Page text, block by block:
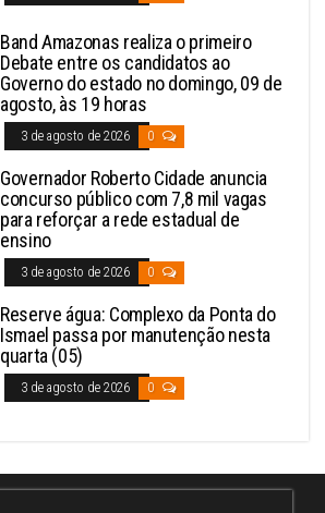
Band Amazonas realiza o primeiro
Debate entre os candidatos ao
Governo do estado no domingo, 09 de
agosto, às 19 horas
3 de agosto de 2026 0
Governador Roberto Cidade anuncia
concurso público com 7,8 mil vagas
para reforçar a rede estadual de
ensino
3 de agosto de 2026 0
Reserve água: Complexo da Ponta do
Ismael passa por manutenção nesta
quarta (05)
3 de agosto de 2026 0